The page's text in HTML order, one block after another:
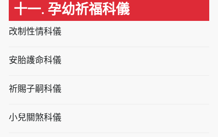
十一. 孕幼祈福科儀
改制性情科儀
安胎護命科儀
祈賜子嗣科儀
小兒關煞科儀